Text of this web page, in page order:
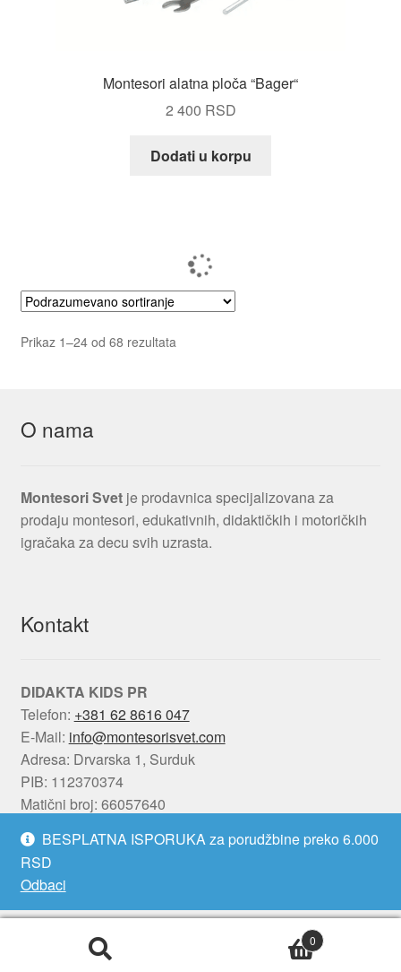
BESPLATNA ISPORUKA za porudžbine preko 6.000
RSD
Odbaci
Montesori alatna ploča “Bager“
2 400 RSD
Dodati u korpu
Prikaz 1–24 od 68 rezultata
O nama
Montesori Svet je prodavnica specijalizovana za
prodaju montesori, edukativnih, didaktičkih i motoričkih
igračaka za decu svih uzrasta.
Kontakt
DIDAKTA KIDS PR
Telefon: +381 62 8616 047
E-Mail: info@montesorisvet.com
Adresa: Drvarska 1, Surduk
PIB: 112370374
Matični broj: 66057640
Kontakt formular
Informacije 0